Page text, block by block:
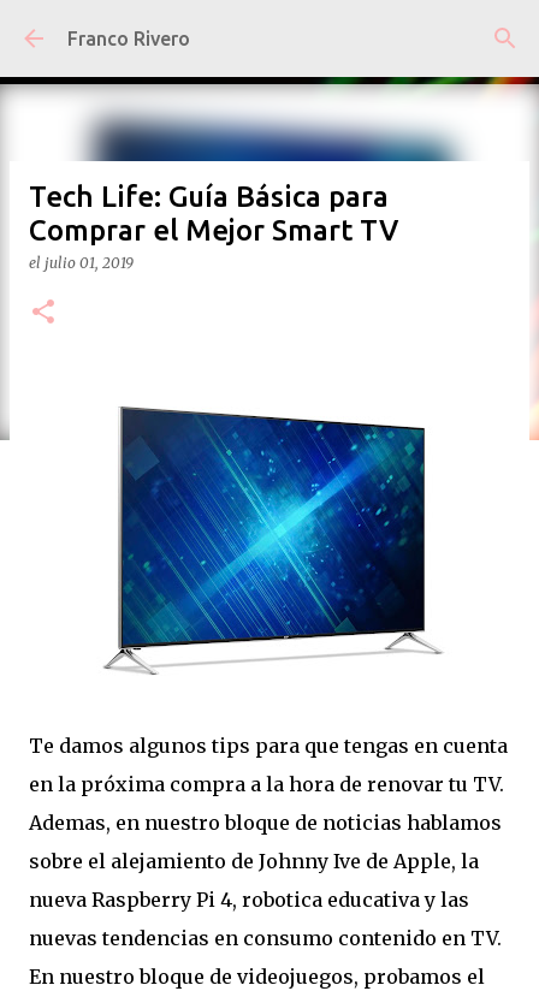
Ir al contenido principal
Franco Rivero
Tech Life: Guía Básica para
Comprar el Mejor Smart TV
el julio 01, 2019
Te damos algunos tips para que tengas en cuenta
en la próxima compra a la hora de renovar tu TV.
Ademas, en nuestro bloque de noticias hablamos
sobre el alejamiento de Johnny Ive de Apple, la
nueva Raspberry Pi 4, robotica educativa y las
nuevas tendencias en consumo contenido en TV.
En nuestro bloque de videojuegos, probamos el